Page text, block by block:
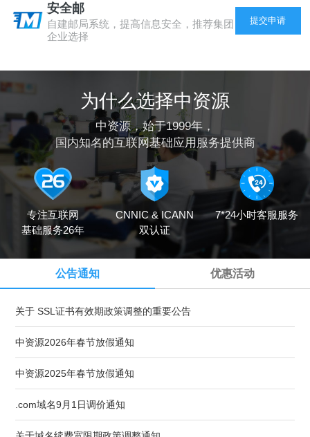
安全邮
自建邮局系统，提高信息安全，推荐集团
企业选择
提交申请
为什么选择中资源
中资源，始于1999年，
国内知名的互联网基础应用服务提供商
专注互联网
基础服务26年
CNNIC & ICANN
双认证
7*24小时客服服务
公告通知 优惠活动
关于 SSL证书有效期政策调整的重要公告
中资源2026年春节放假通知
中资源2025年春节放假通知
.com域名9月1日调价通知